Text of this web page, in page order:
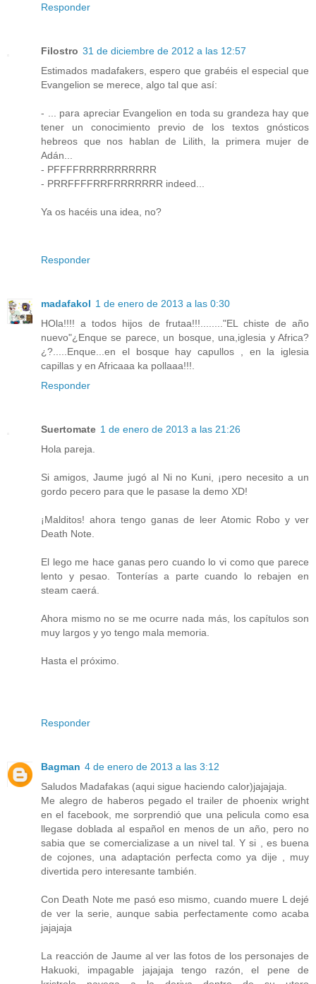
Responder
Filostro 31 de diciembre de 2012 a las 12:57
Estimados madafakers, espero que grabéis el especial que
Evangelion se merece, algo tal que así:
- ... para apreciar Evangelion en toda su grandeza hay que
tener un conocimiento previo de los textos gnósticos
hebreos que nos hablan de Lilith, la primera mujer de
Adán...
- PFFFFRRRRRRRRRRR
- PRRFFFFRRFRRRRRRR indeed...
Ya os hacéis una idea, no?
Responder
madafakol 1 de enero de 2013 a las 0:30
HOla!!!! a todos hijos de frutaa!!!........"EL chiste de año
nuevo"¿Enque se parece, un bosque, una,iglesia y Africa?
¿?.....Enque...en el bosque hay capullos , en la iglesia
capillas y en Africaaa ka pollaaa!!!.
Responder
Suertomate 1 de enero de 2013 a las 21:26
Hola pareja.
Si amigos, Jaume jugó al Ni no Kuni, ¡pero necesito a un
gordo pecero para que le pasase la demo XD!
¡Malditos! ahora tengo ganas de leer Atomic Robo y ver
Death Note.
El lego me hace ganas pero cuando lo vi como que parece
lento y pesao. Tonterías a parte cuando lo rebajen en
steam caerá.
Ahora mismo no se me ocurre nada más, los capítulos son
muy largos y yo tengo mala memoria.
Hasta el próximo.
Responder
Bagman 4 de enero de 2013 a las 3:12
Saludos Madafakas (aqui sigue haciendo calor)jajajaja.
Me alegro de haberos pegado el trailer de phoenix wright
en el facebook, me sorprendió que una pelicula como esa
llegase doblada al español en menos de un año, pero no
sabia que se comercializase a un nivel tal. Y si , es buena
de cojones, una adaptación perfecta como ya dije , muy
divertida pero interesante también.
Con Death Note me pasó eso mismo, cuando muere L dejé
de ver la serie, aunque sabia perfectamente como acaba
jajajaja
La reacción de Jaume al ver las fotos de los personajes de
Hakuoki, impagable jajajaja tengo razón, el pene de